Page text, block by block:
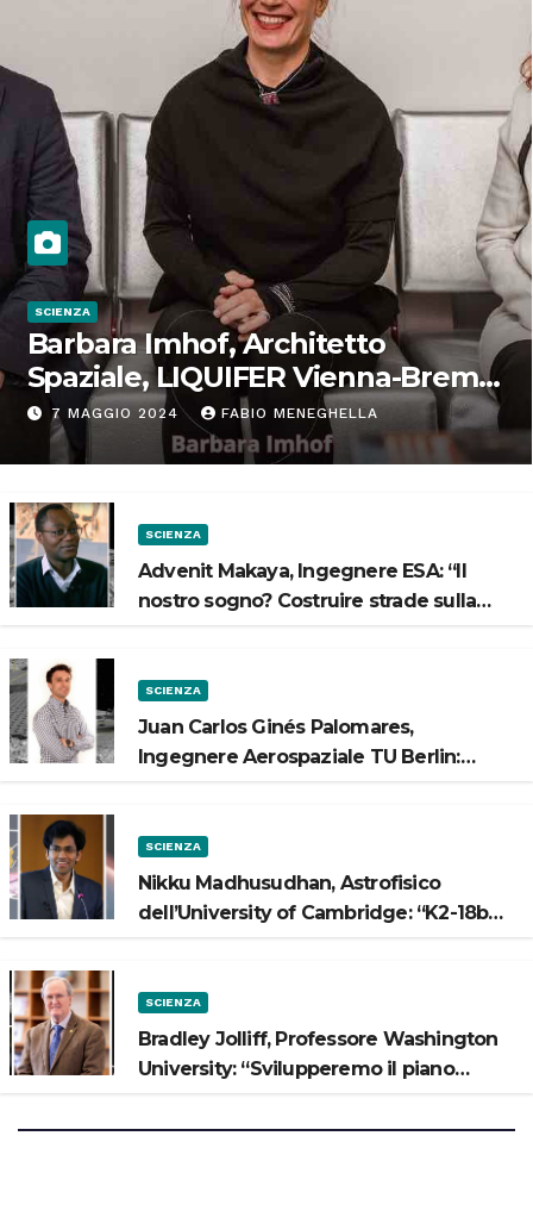
SCIENZA
Barbara Imhof, Architetto
Spaziale, LIQUIFER Vienna-Brema:
“Progettiamo habitat per lo
Spazio”
7 MAGGIO 2024 FABIO MENEGHELLA
SCIENZA
Advenit Makaya, Ingegnere ESA: “Il
nostro sogno? Costruire strade sulla
SCIENZA
Juan Carlos Ginés Palomares,
Ingegnere Aerospaziale TU Berlin:
SCIENZA
Nikku Madhusudhan, Astrofisico
dell’University of Cambridge: “K2-18b
SCIENZA
Bradley Jolliff, Professore Washington
University: “Svilupperemo il piano